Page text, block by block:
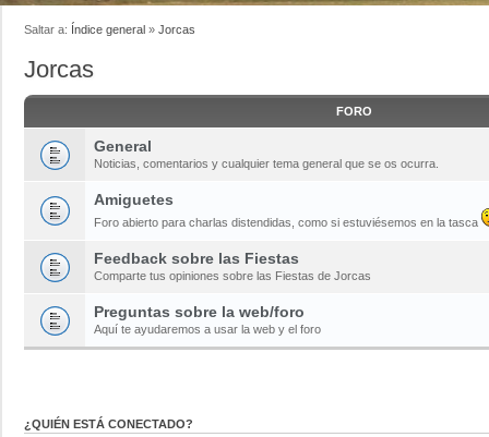
Saltar a: Índice general » Jorcas
Jorcas
FORO
General
Noticias, comentarios y cualquier tema general que se os ocurra.
Amiguetes
Foro abierto para charlas distendidas, como si estuviésemos en la tasca
Feedback sobre las Fiestas
Comparte tus opiniones sobre las Fiestas de Jorcas
Preguntas sobre la web/foro
Aquí te ayudaremos a usar la web y el foro
¿QUIÉN ESTÁ CONECTADO?